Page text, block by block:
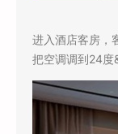
进入酒店客房，
把空调调到24